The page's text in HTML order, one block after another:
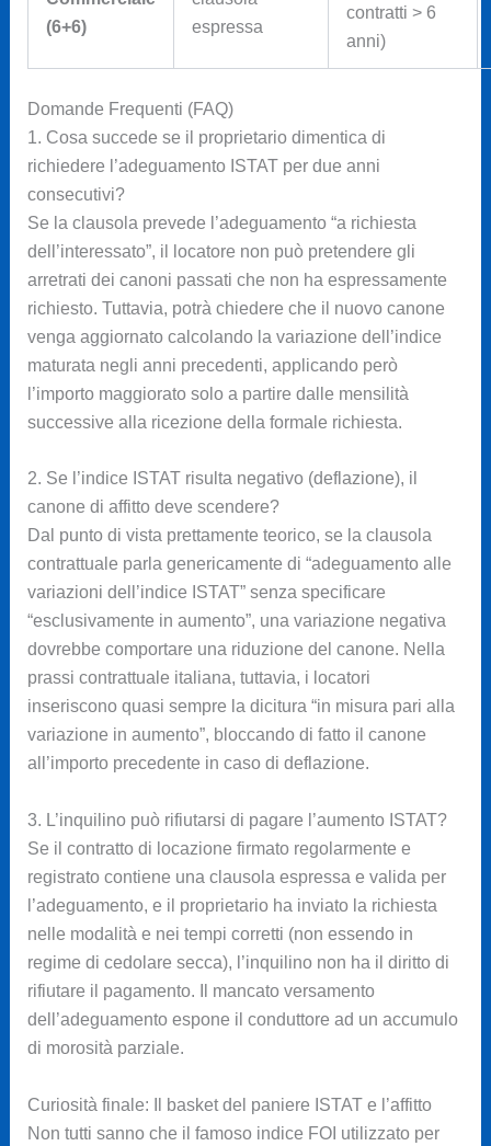
(6+6)
espressa
contratti > 6
anni)
Domande Frequenti (FAQ)
1. Cosa succede se il proprietario dimentica di
richiedere l’adeguamento ISTAT per due anni
consecutivi?
Se la clausola prevede l’adeguamento “a richiesta
dell’interessato”, il locatore non può pretendere gli
arretrati dei canoni passati che non ha espressamente
richiesto. Tuttavia, potrà chiedere che il nuovo canone
venga aggiornato calcolando la variazione dell’indice
maturata negli anni precedenti, applicando però
l’importo maggiorato solo a partire dalle mensilità
successive alla ricezione della formale richiesta.
2. Se l’indice ISTAT risulta negativo (deflazione), il
canone di affitto deve scendere?
Dal punto di vista prettamente teorico, se la clausola
contrattuale parla genericamente di “adeguamento alle
variazioni dell’indice ISTAT” senza specificare
“esclusivamente in aumento”, una variazione negativa
dovrebbe comportare una riduzione del canone. Nella
prassi contrattuale italiana, tuttavia, i locatori
inseriscono quasi sempre la dicitura “in misura pari alla
variazione in aumento”, bloccando di fatto il canone
all’importo precedente in caso di deflazione.
3. L’inquilino può rifiutarsi di pagare l’aumento ISTAT?
Se il contratto di locazione firmato regolarmente e
registrato contiene una clausola espressa e valida per
l’adeguamento, e il proprietario ha inviato la richiesta
nelle modalità e nei tempi corretti (non essendo in
regime di cedolare secca), l’inquilino non ha il diritto di
rifiutare il pagamento. Il mancato versamento
dell’adeguamento espone il conduttore ad un accumulo
di morosità parziale.
Curiosità finale: Il basket del paniere ISTAT e l’affitto
Non tutti sanno che il famoso indice FOI utilizzato per